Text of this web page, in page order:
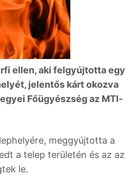
ellen, aki felgyújtotta egy
jelentős kárt okozva
Főügyészség az MTI-
meggyújtotta a
a telep területén és az az
le.